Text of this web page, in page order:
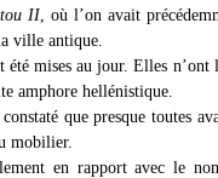
II, où l’on avait
ville antique.
été mises au jour. Elles n’ont
amphore hellénistique.
que presque toutes
mobilier.
en rapport avec le